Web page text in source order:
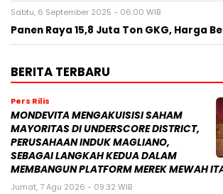
Sabtu, 6 September 2025 - 06:00 WIB
Panen Raya 15,8 Juta Ton GKG, Harga
BERITA TERBARU
Pers Rilis
MONDEVITA MENGAKUISISI SAHAM
MAYORITAS DI UNDERSCORE DISTRICT,
PERUSAHAAN INDUK MAGLIANO,
SEBAGAI LANGKAH KEDUA DALAM
MEMBANGUN PLATFORM MEREK MEWAH
Jumat, 7 Agu 2026 - 09:32 WIB